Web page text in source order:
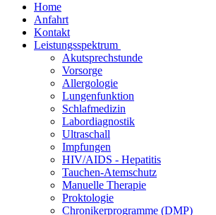
Home
Anfahrt
Kontakt
Leistungsspektrum
Akutsprechstunde
Vorsorge
Allergologie
Lungenfunktion
Schlafmedizin
Labordiagnostik
Ultraschall
Impfungen
HIV/AIDS - Hepatitis
Tauchen-Atemschutz
Manuelle Therapie
Proktologie
Chronikerprogramme (DMP)